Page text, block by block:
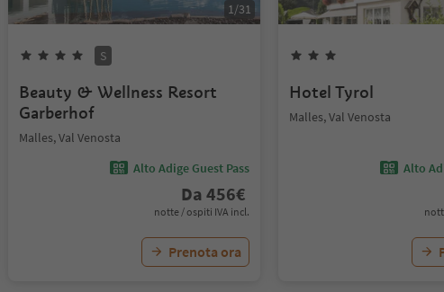
1/31
S
Beauty & Wellness Resort
Garberhof
Malles, Val Venosta
Alto Adige Guest Pass
Da 456€
notte / ospiti IVA incl.
Prenota ora
Hotel Tyrol
Malles, Val Venosta
Alto